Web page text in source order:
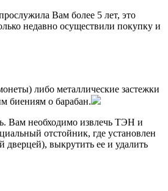
Вам более 5 лет, это
недавно осуществили покупку и
либо металлические застежки
биениям о барабан.
Вам необходимо извлечь ТЭН и
отстойник, где установлен
выкрутить ее и удалить